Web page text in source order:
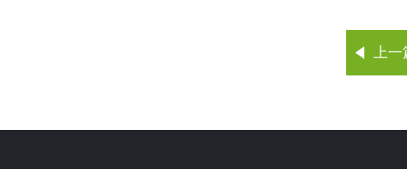
上